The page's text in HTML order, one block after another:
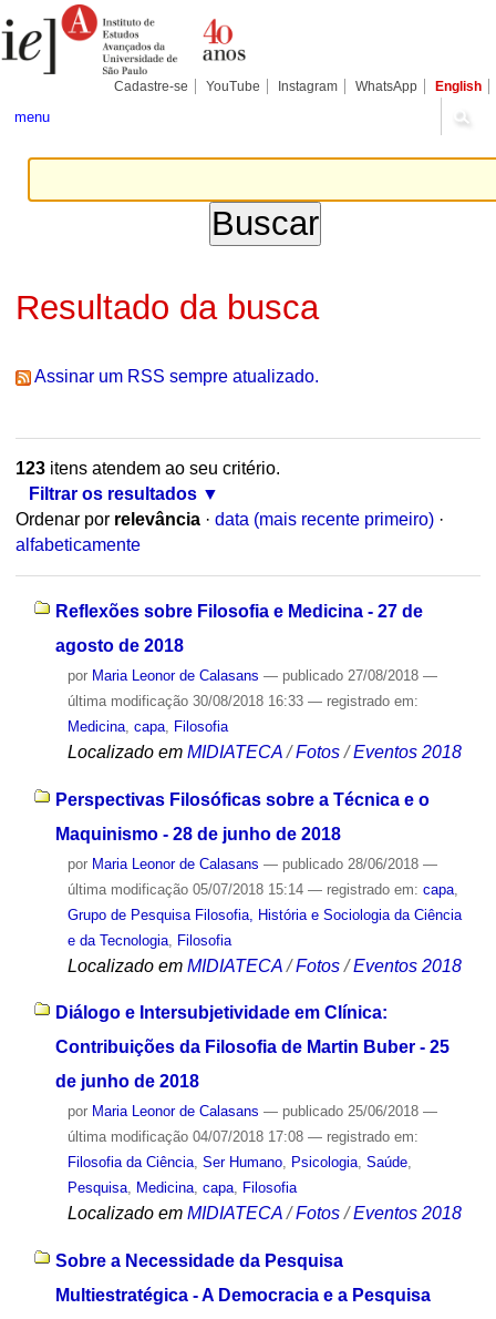
para
conteúdo.
Pessoais
Cadastre-se YouTube Instagram WhatsApp English
menu
Resultado da busca
Assinar um RSS sempre atualizado.
123itens atendem ao seu critério.
Filtrar os resultados
Ordenar por relevância · data (mais recente primeiro) ·
alfabeticamente
Reflexões sobre Filosofia e Medicina - 27 de
agosto de 2018
por Maria Leonor de Calasans — publicado27/08/2018 —
última modificação30/08/2018 16:33 — registrado em:
Medicina, capa, Filosofia
Localizado em MIDIATECA /Fotos /Eventos 2018
Perspectivas Filosóficas sobre a Técnica e o
Maquinismo - 28 de junho de 2018
por Maria Leonor de Calasans — publicado28/06/2018 —
última modificação05/07/2018 15:14 — registrado em: capa,
Grupo de Pesquisa Filosofia, História e Sociologia da Ciência
e da Tecnologia, Filosofia
Localizado em MIDIATECA /Fotos /Eventos 2018
Diálogo e Intersubjetividade em Clínica:
Contribuições da Filosofia de Martin Buber - 25
de junho de 2018
por Maria Leonor de Calasans — publicado25/06/2018 —
última modificação04/07/2018 17:08 — registrado em:
Filosofia da Ciência, Ser Humano, Psicologia, Saúde,
Pesquisa, Medicina, capa, Filosofia
Localizado em MIDIATECA /Fotos /Eventos 2018
Sobre a Necessidade da Pesquisa
Multiestratégica - A Democracia e a Pesquisa